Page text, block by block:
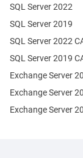
Exchange Server
Exchange Server
SQL Server 2022
SQL Server 2019
SQL Server 2022
SQL Server 2019
Exchange Server